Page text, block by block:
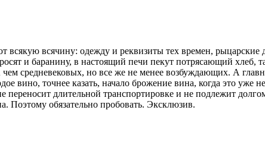
всякую всячину: одежду и реквизиты тех времен,
и баранину, в настоящий печи пекут потрясающий хлеб,
средневековых, но все же не менее возбуждающих. А
вино, точнее казать, начало брожение вина, когда это уже
длительной транспортировке и не подлежит
Поэтому обязательно пробовать. Эксклюзив.